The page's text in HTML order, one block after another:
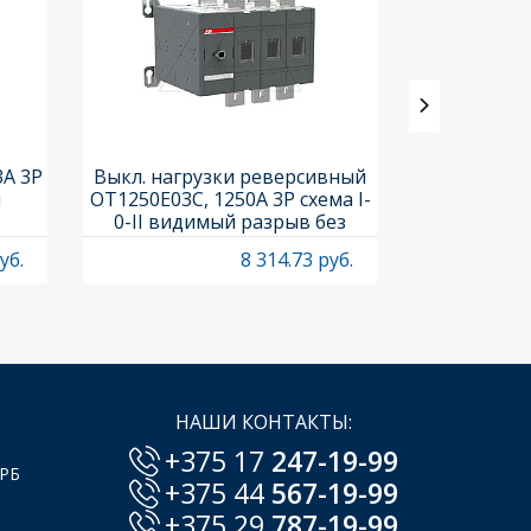
3P
Выкл. нагрузки реверсивный
OT1250E03C, 1250A 3P схема I-
0-II видимый разрыв без
рукоятки
8 314.73 руб.
НАШИ КОНТАКТЫ:
+375 17 247-19-99
+375 44 567-19-99